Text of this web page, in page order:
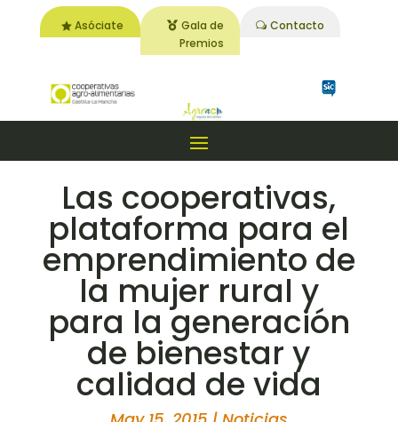
Asóciate
Gala de
Premios
Contacto
Las cooperativas,
plataforma para el
emprendimiento de
la mujer rural y
para la generación
de bienestar y
calidad de vida